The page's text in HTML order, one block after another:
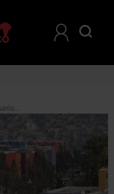
FGR detiene a Teófilo Zaga, empresario vinculado a posible fraude al Infonavit